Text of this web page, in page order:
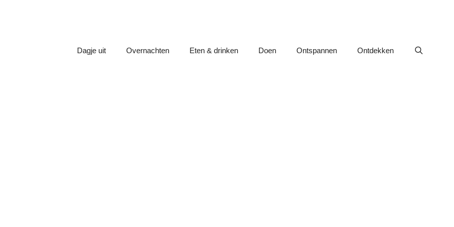
Dagje uit Overnachten Eten & drinken Doen Ontspannen Ontdekken